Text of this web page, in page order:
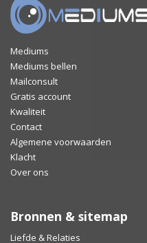
Mediums
Mediums bellen
Mailconsult
Gratis account
Kwaliteit
Contact
Algemene voorwaarden
Klacht
Over ons
Bronnen & sitemap
Liefde & Relaties